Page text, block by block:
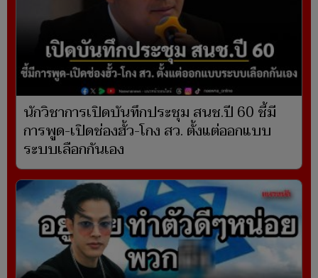
นักวิชาการเปิดบันทึกประชุม สนช.ปี 60 ชี้มี
การพูด-เปิดช่องฮั้ว-โกง สว. ตั้งแต่ออกแบบ
ระบบเลือกกันเอง